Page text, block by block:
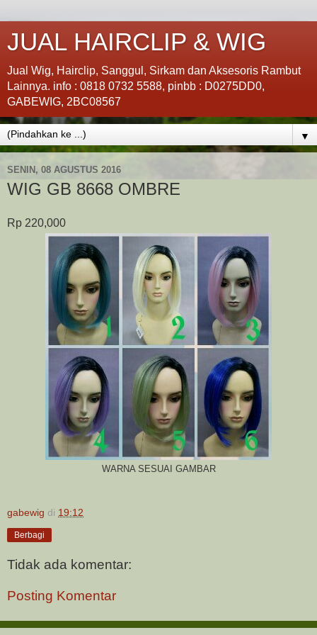
JUAL HAIRCLIP & WIG
Jual Wig, Hairclip, Sanggul, Sirkam dan Aksesoris Rambut
Lainnya. info : 0818 0732 5588, pinbb : D0275DD0,
GABEWIG, 2BC08567
▼
SENIN, 08 AGUSTUS 2016
WIG GB 8668 OMBRE
Rp 220,000
WARNA SESUAI GAMBAR
gabewig di 19:12
Berbagi
Tidak ada komentar:
Posting Komentar